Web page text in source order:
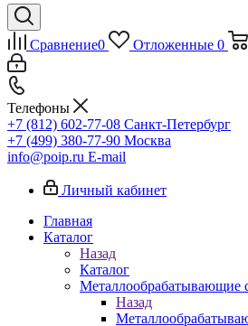
Сравнение0 Отложенные 0
Телефоны
+7 (812) 602-77-08 Санкт-Петербург
+7 (499) 380-77-90 Москва
info@poip.ru E-mail
Личный кабинет
Главная
Каталог
Назад
Каталог
Металлообрабатывающие
Назад